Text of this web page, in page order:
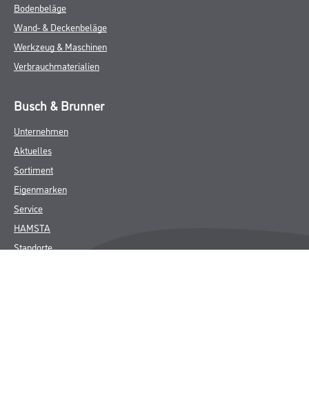
Bodenbeläge
Wand- & Deckenbeläge
Werkzeug & Maschinen
Verbrauchmaterialien
Busch & Brunner
Unternehmen
Aktuelles
Sortiment
Eigenmarken
Service
HAMSTA
Standorte